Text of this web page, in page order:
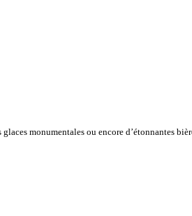
monumentales ou encore d’étonnantes